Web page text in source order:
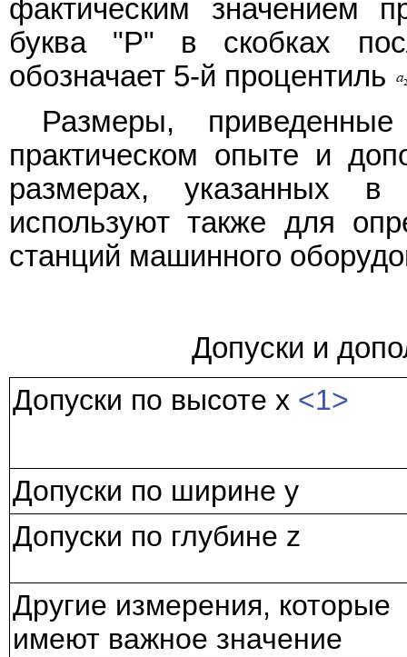
фактическим значением
буква "P" в скобках
обозначает 5-й процентиль
Размеры,
практическом опыте и
размерах, указанных
используют также для
станций машинного
Допуски и
Допуски по высоте x <1>
Допуски по ширине y
Допуски по глубине z
Другие измерения, которые
имеют важное значение